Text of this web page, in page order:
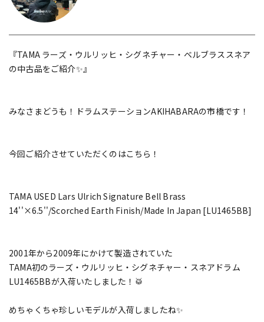
『TAMA ラーズ・ウルリッヒ・シグネチャー・ベルブラススネア
の中古品をご紹介✨』
みなさまどうも！ドラムステーションAKIHABARAの市橋です！
今回ご紹介させていただくのはこちら！
TAMA USED Lars Ulrich Signature Bell Brass
14''×6.5''/Scorched Earth Finish/Made In Japan [LU1465BB]
2001年から2009年にかけて製造されていた
TAMA初のラーズ・ウルリッヒ・シグネチャー・スネアドラム
LU1465BBが入荷いたしました！🥁
めちゃくちゃ珍しいモデルが入荷しましたね✨